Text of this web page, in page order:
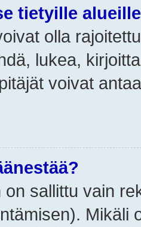
tietyille
olla
lukea,
voivat
sallittu vain
Mikäli